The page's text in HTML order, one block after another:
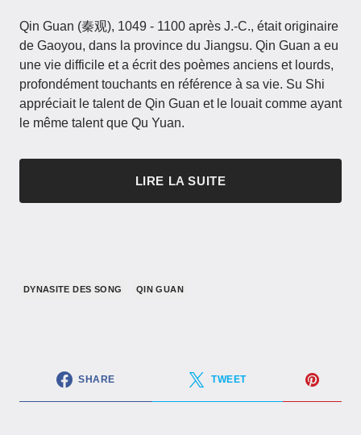
Qin Guan (秦观), 1049 - 1100 après J.-C., était originaire
de Gaoyou, dans la province du Jiangsu. Qin Guan a eu
une vie difficile et a écrit des poèmes anciens et lourds,
profondément touchants en référence à sa vie. Su Shi
appréciait le talent de Qin Guan et le louait comme ayant
le même talent que Qu Yuan.
LIRE LA SUITE
DYNASITE DES SONG QIN GUAN
SHARE TWEET